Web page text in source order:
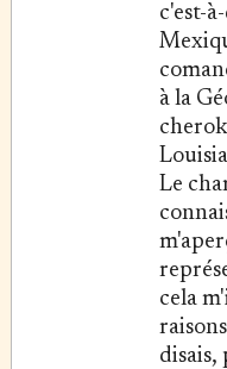
c'est-
à la
Le
cela
disais,